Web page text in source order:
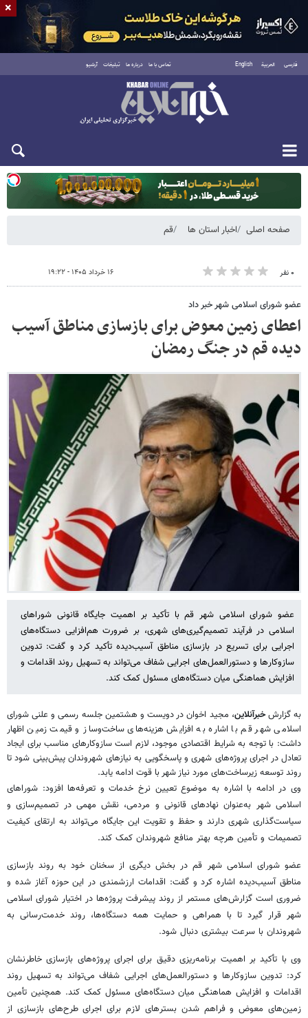
فارسی العربية English تماس با ما درباره ما تبلیغات آرشیو
یکشنبه ۱۸ مرداد ۱۴۰۵
صفحه اصلی اخبار استان ها قم
۰ نفر ۱۶ خرداد ۱۴۰۵ - ۱۹:۲۲
عضو شورای اسلامی شهر خبر داد
اعطای زمین معوض برای بازسازی مناطق آسیب
دیده قم در جنگ رمضان
عضو شورای اسلامی شهر قم با تأکید بر اهمیت جایگاه قانونی شوراهای
اسلامی در فرآیند تصمیم‌گیری‌های شهری، بر ضرورت هم‌افزایی دستگاه‌های
اجرایی برای تسریع در بازسازی مناطق آسیب‌دیده تأکید کرد و گفت: تدوین
سازوکارها و دستورالعمل‌های اجرایی شفاف می‌تواند به تسهیل روند اقدامات و
افزایش هماهنگی میان دستگاه‌های مسئول کمک کند.
به گزارشخبرآنلاین، مجید اخوان در دویست و هشتمین جلسه رسمی و علنی شورای
اسلامی شهر قم با اشاره به افزایش هزینه‌های ساخت‌وساز و قیمت زمین اظهار
داشت: با توجه به شرایط اقتصادی موجود، لازم است سازوکارهای مناسب برای ایجاد
تعادل در اجرای پروژه‌های شهری و پاسخگویی به نیازهای شهروندان پیش‌بینی شود تا
روند توسعه زیرساخت‌های مورد نیاز شهر با قوت ادامه یابد.
وی در ادامه با اشاره به موضوع تعیین نرخ خدمات و تعرفه‌ها افزود: شوراهای
اسلامی شهر به‌عنوان نهادهای قانونی و مردمی، نقش مهمی در تصمیم‌سازی و
سیاست‌گذاری شهری دارند و حفظ و تقویت این جایگاه می‌تواند به ارتقای کیفیت
تصمیمات و تأمین هرچه بهتر منافع شهروندان کمک کند.
عضو شورای اسلامی شهر قم در بخش دیگری از سخنان خود به روند بازسازی
مناطق آسیب‌دیده اشاره کرد و گفت: اقدامات ارزشمندی در این حوزه آغاز شده و
ضروری است گزارش‌های مستمر از روند پیشرفت پروژه‌ها در اختیار شورای اسلامی
شهر قرار گیرد تا با همراهی و حمایت همه دستگاه‌ها، روند خدمت‌رسانی به
شهروندان با سرعت بیشتری دنبال شود.
وی با تأکید بر اهمیت برنامه‌ریزی دقیق برای اجرای پروژه‌های بازسازی خاطرنشان
کرد: تدوین سازوکارها و دستورالعمل‌های اجرایی شفاف می‌تواند به تسهیل روند
اقدامات و افزایش هماهنگی میان دستگاه‌های مسئول کمک کند. همچنین تأمین
زمین‌های معوض و فراهم شدن بسترهای لازم برای اجرای طرح‌های بازسازی از
×